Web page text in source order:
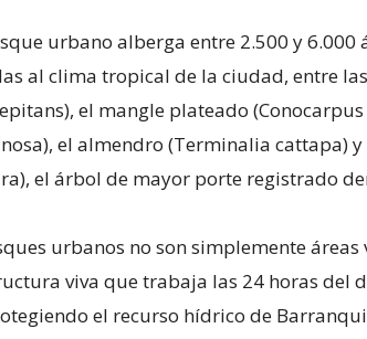
urbano alberga entre 2.500 y 6.000
al clima tropical de la ciudad, entre
el mangle plateado
el almendro (Terminalia cattapa)
el árbol de mayor porte registrado
urbanos no son simplemente áreas
viva que trabaja las 24 horas del
el recurso hídrico de